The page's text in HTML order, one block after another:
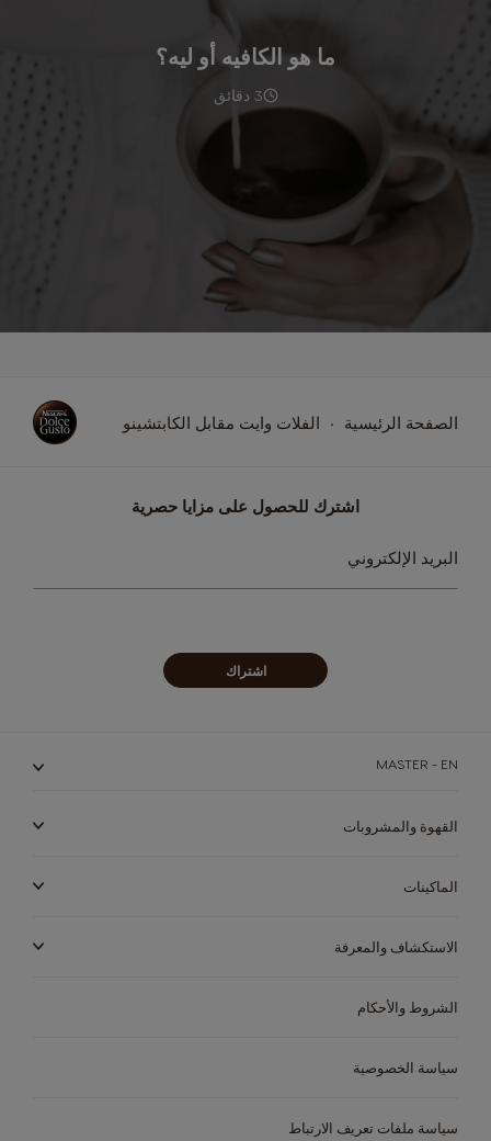
الماكينات
مقارنة الماكينة
ما هو الكافيه أو ليه؟
3 دقائق
الصفحة الرئيسية الفلات وايت مقابل الكابتشينو
اشترك للحصول على مزايا حصرية
سجل
في
نشرتنا
البريد الإلكتروني
اشتراك
MASTER - EN
القهوة والمشروبات
الماكينات
الاستكشاف والمعرفة
الشروط والأحكام
سياسة الخصوصية
سياسة ملفات تعريف الارتباط